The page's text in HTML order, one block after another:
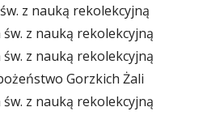
z nauką rekolekcyjną
z nauką rekolekcyjną
z nauką rekolekcyjną
Gorzkich Żali
z nauką rekolekcyjną